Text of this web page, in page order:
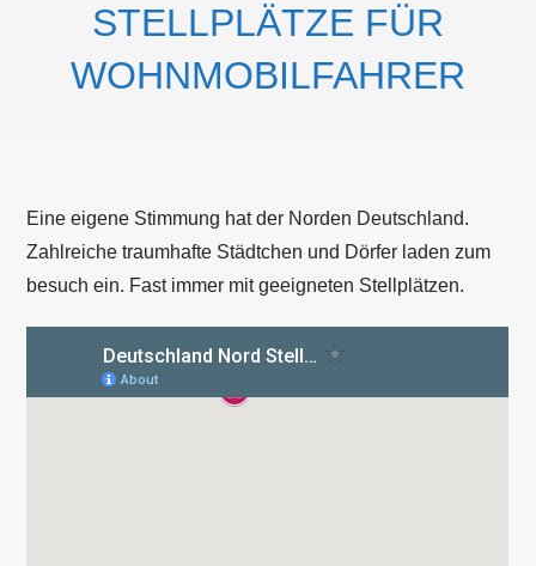
STELLPLÄTZE FÜR
WOHNMOBILFAHRER
Eine eigene Stimmung hat der Norden Deutschland.
Zahlreiche traumhafte Städtchen und Dörfer laden zum
besuch ein. Fast immer mit geeigneten Stellplätzen.